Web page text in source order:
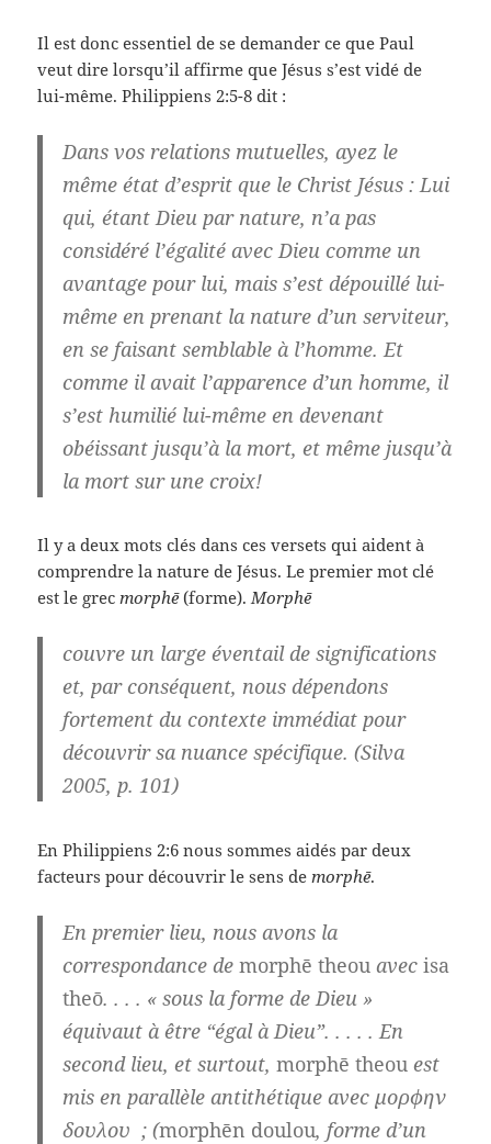
Il est donc essentiel de se demander ce que Paul
veut dire lorsqu’il affirme que Jésus s’est vidé de
lui-même. Philippiens 2:5-8 dit :
Dans vos relations mutuelles, ayez le
même état d’esprit que le Christ Jésus : Lui
qui, étant Dieu par nature, n’a pas
considéré l’égalité avec Dieu comme un
avantage pour lui, mais s’est dépouillé lui-
même en prenant la nature d’un serviteur,
en se faisant semblable à l’homme. Et
comme il avait l’apparence d’un homme, il
s’est humilié lui-même en devenant
obéissant jusqu’à la mort, et même jusqu’à
la mort sur une croix!
Il y a deux mots clés dans ces versets qui aident à
comprendre la nature de Jésus. Le premier mot clé
est le grecmorphē(forme).Morphē
couvre un large éventail de significations
et, par conséquent, nous dépendons
fortement du contexte immédiat pour
découvrir sa nuance spécifique. (Silva
2005, p. 101)
En Philippiens 2:6 nous sommes aidés par deux
facteurs pour découvrir le sens de morphē.
En premier lieu, nous avons la
correspondance de morphē theou avec isa
theō. . . . « sous la forme de Dieu »
équivaut à être “égal à Dieu”. . . . . En
second lieu, et surtout, morphē theou est
mis en parallèle antithétique avec μορφην
δουλου ; (morphēn doulou, forme d’un